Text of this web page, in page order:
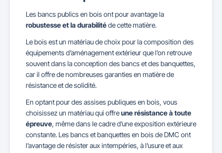
Les bancs publics en bois ont pour avantage la
robustesse et la durabilitéde cette matière.
Le bois est un matériau de choix pour la composition des
équipements d’aménagement extérieur que l’on retrouve
souvent dans la conception des bancs et des banquettes,
car il offre de nombreuses garanties en matière de
résistance et de solidité.
En optant pour des assises publiques en bois, vous
choisissez un matériau qui offreune résistance à toute
épreuve, même dans le cadre d’une exposition extérieure
constante. Les bancs et banquettes en bois de DMC ont
l’avantage de résister aux intempéries, à l’usure et aux